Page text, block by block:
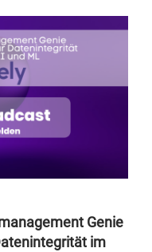
Genie
im